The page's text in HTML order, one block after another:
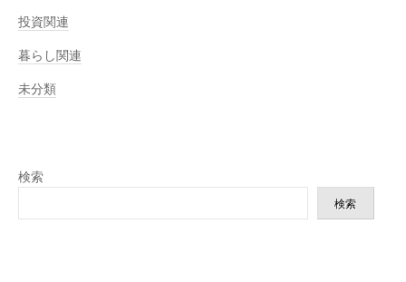
投資関連
暮らし関連
未分類
検索
検索